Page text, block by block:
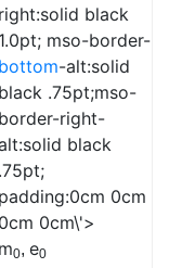
right:solid black
1.0pt; mso-border-
bottom-alt:solid
black .75pt;mso-
border-right-
black
.75pt;
padding:0cm 0cm
0cm 0cm\'>
m0, e0